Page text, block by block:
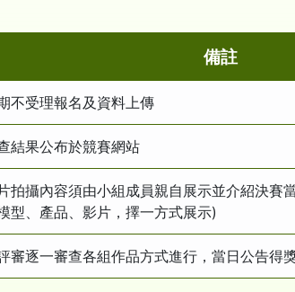
備註
不受理報名及資料上傳
結果公布於競賽網站
拍攝內容須由小組成員親自展示並介紹決賽
型、產品、影片，擇一方式展示)
審逐一審查各組作品方式進行，當日公告得